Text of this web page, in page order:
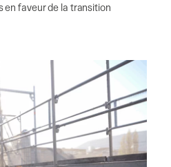
en faveur de la transition